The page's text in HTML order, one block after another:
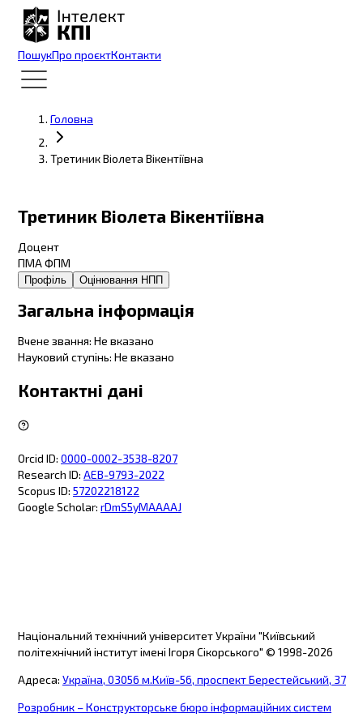
ПошукПро проєктКонтакти
Головна
Третиник Віолета Вікентіївна
Третиник Віолета Вікентіївна
Доцент
ПМА ФПМ
Профіль Оцінювання НПП
Загальна інформація
Вчене звання: Не вказано
Науковий ступінь: Не вказано
Контактні дані
Orcid ID: 0000-0002-3538-8207
Research ID: AEB-9793-2022
Scopus ID: 57202218122
Google Scholar: rDmS5yMAAAAJ
Національний технічний університет України "Київський
політехнічний інститут імені Ігоря Сікорського" © 1998-2026
Адреса: Україна, 03056 м.Київ-56, проспект Берестейський, 37
Розробник – Конструкторське бюро інформаційних систем